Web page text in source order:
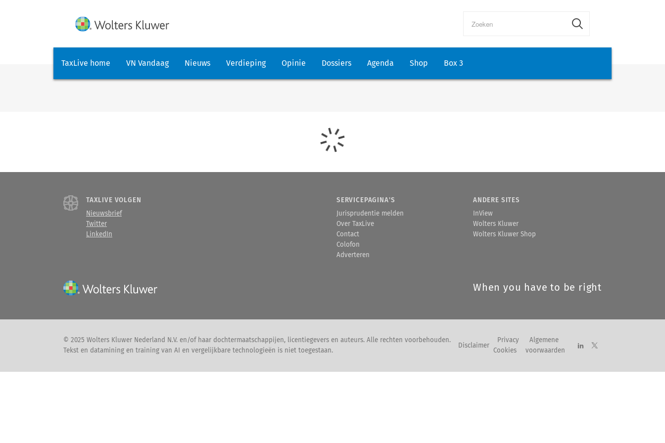
TaxLive home VN Vandaag Nieuws Verdieping Opinie Dossiers Agenda Shop Box 3
TAXLIVE VOLGEN
Nieuwsbrief
Twitter
LinkedIn
SERVICEPAGINA'S
Jurisprudentie melden
Over TaxLive
Contact
Colofon
Adverteren
ANDERE SITES
InView
Wolters Kluwer
Wolters Kluwer Shop
When you have to be right
© 2025 Wolters Kluwer Nederland N.V. en/of haar dochtermaatschappijen, licentiegevers en auteurs. Alle rechten voorbehouden.
Tekst en datamining en training van AI en vergelijkbare technologieën is niet toegestaan.
Disclaimer
Privacy
Cookies
Algemene
voorwaarden